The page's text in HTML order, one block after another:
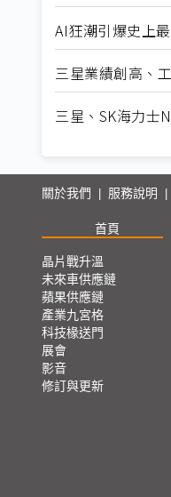
AI狂潮引爆史上
三星業績創高、
三星、SK海力
關於我們 服務說明
首頁
晶片戰升溫
未來車供應鏈
蘋果供應鏈
產業九宮格
科技椽送門
展會
影音
修訂與更新